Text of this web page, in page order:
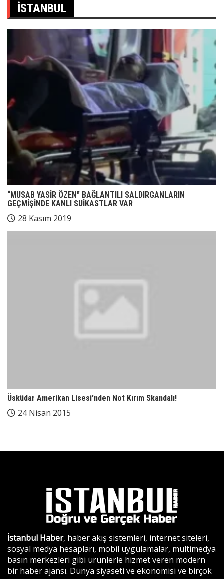
İSTANBUL
“MUSAB YASİR ÖZEN” BAĞLANTILI SALDIRGANLARIN
GEÇMİŞİNDE KANLI SUİKASTLAR VAR
28 Kasım 2019
Üsküdar Amerikan Lisesi’nden Not Kırım Skandalı!
24 Nisan 2015
İstanbul Haber, haber akış sistemleri, internet siteleri,
sosyal medya hesapları, mobil uygulamalar, multimedya
basın merkezleri gibi ürünlerle hizmet veren modern
bir haber ajansı. Dünya siyaseti ve ekonomisi ve birçok